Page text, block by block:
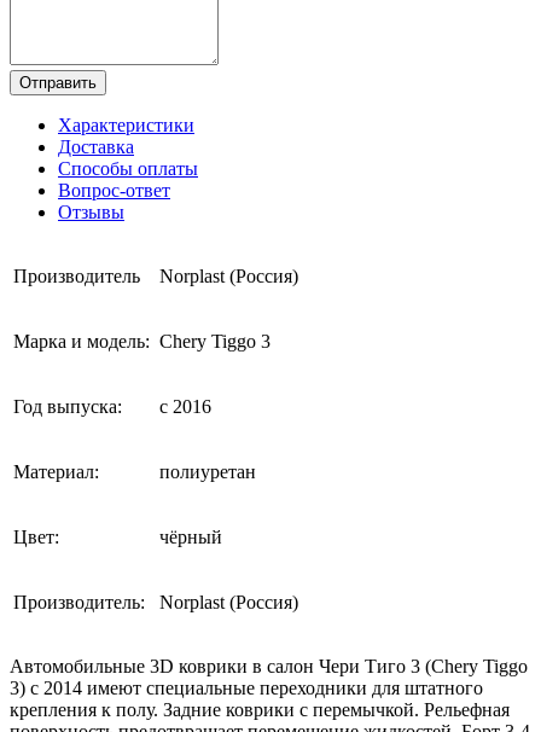
Отправить
Характеристики
Доставка
Способы оплаты
Вопрос-ответ
Отзывы
Производитель Norplast (Россия)
Марка и модель: Chery Tiggo 3
Год выпуска: с 2016
Материал: полиуретан
Цвет: чёрный
Производитель: Norplast (Россия)
Автомобильные 3D коврики в салон Чери Тиго 3 (Chery Tiggo
3) с 2014 имеют специальные переходники для штатного
крепления к полу. Задние коврики с перемычкой. Рельефная